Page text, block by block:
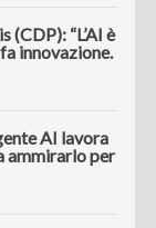
(CDP): “L’AI è
innovazione.
AI lavora
ammirarlo per